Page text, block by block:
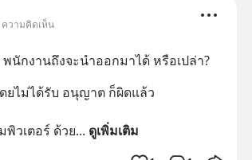
ความคิดเห็น
นักงานถึงจะนำออกมาได้ หรือเปล่า?
ยไม่ได้รับ อนุญาต ก็ผิดแล้ว
พิวเตอร์ ด้วย... ดูเพิ่มเติม